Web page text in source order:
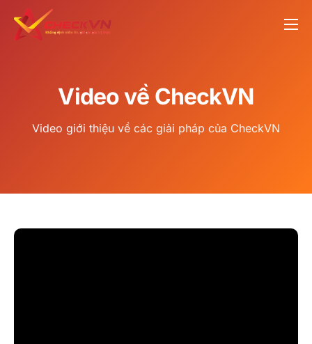
Video
Video về CheckVN
Video giới thiệu về các giải pháp của CheckVN